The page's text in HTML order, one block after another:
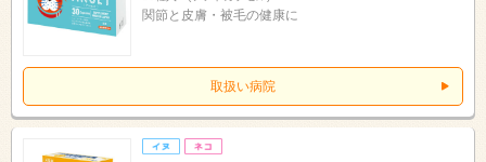
関節と皮膚・被毛の健康に
取扱い病院